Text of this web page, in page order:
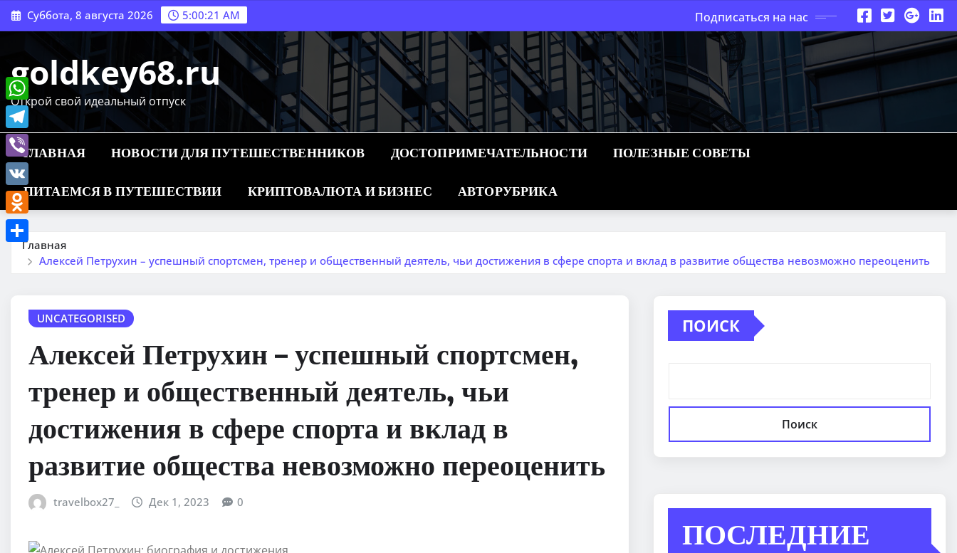
Перейти
к
Суббота, 8 августа 2026 5:00:22 AM Подписаться на нас
goldkey68.ru
Открой свой идеальный отпуск
ГЛАВНАЯ НОВОСТИ ДЛЯ ПУТЕШЕСТВЕННИКОВ ДОСТОПРИМЕЧАТЕЛЬНОСТИ ПОЛЕЗНЫЕ СОВЕТЫ
ПИТАЕМСЯ В ПУТЕШЕСТВИИ КРИПТОВАЛЮТА И БИЗНЕС АВТОРУБРИКА
Главная
Алексей Петрухин – успешный спортсмен, тренер и общественный деятель, чьи достижения в сфере спорта и вклад в развитие общества невозможно переоценить
UNCATEGORISED
Алексей Петрухин – успешный спортсмен,
тренер и общественный деятель, чьи
достижения в сфере спорта и вклад в
развитие общества невозможно переоценить
travelbox27_ Дек 1, 2023 0
ПОИСК
Поиск
ПОСЛЕДНИЕ
WhatsApp
Telegram
Viber
VK
Odnoklassniki
Отправить